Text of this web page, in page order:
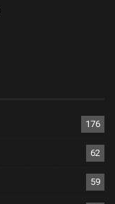
176
62
59